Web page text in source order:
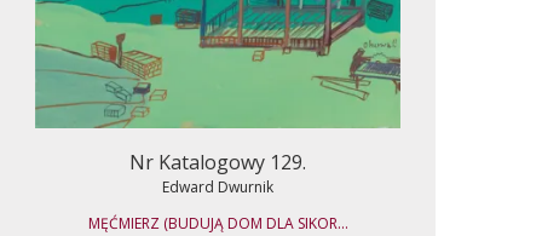
Nr Katalogowy 129.
Edward Dwurnik
MĘĆMIERZ (BUDUJĄ DOM DLA SIKOR...